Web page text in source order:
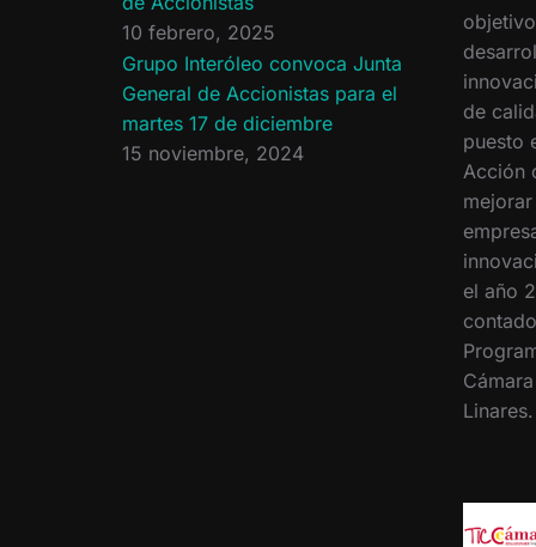
10 febrero, 2025
Grupo Interóleo convoca Junta
General de Accionistas para el
martes 17 de diciembre
15 noviembre, 2024
de
puesto
Acción
el año